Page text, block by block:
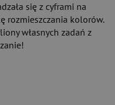
się z cyframi na
rozmieszczania kolorów.
własnych zadań z